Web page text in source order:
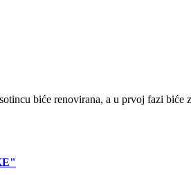
biće renovirana, a u prvoj fazi